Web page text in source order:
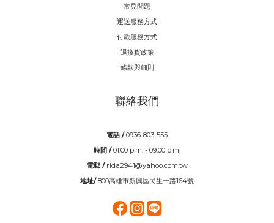
常見問題
運送服務方式
付款服務方式
退換貨政策
條款與細則
聯絡我們
電話 /0936-803-555
時間 /01:00 p.m. - 09:00 p.m.
電郵 / rida2941@yahoo.com.tw
地址/800高雄市新興區民生一路164號